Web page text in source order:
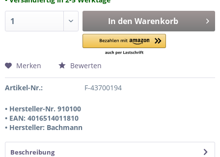
In den Warenkorb
Merken Bewerten
Artikel-Nr.: F-43700194
• Hersteller-Nr. 910100
• EAN: 4016514011810
• Hersteller: Bachmann
Beschreibung